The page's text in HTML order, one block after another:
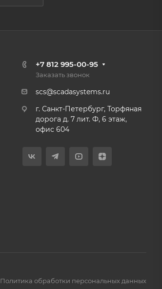
+7 812 995-00-95
Заказать звонок
scs@scadasystems.ru
г. Санкт-Петербург, Торфяная
дорога д. 7 лит. Ф, 6 этаж,
офис 604
Политика обработки персональных данных